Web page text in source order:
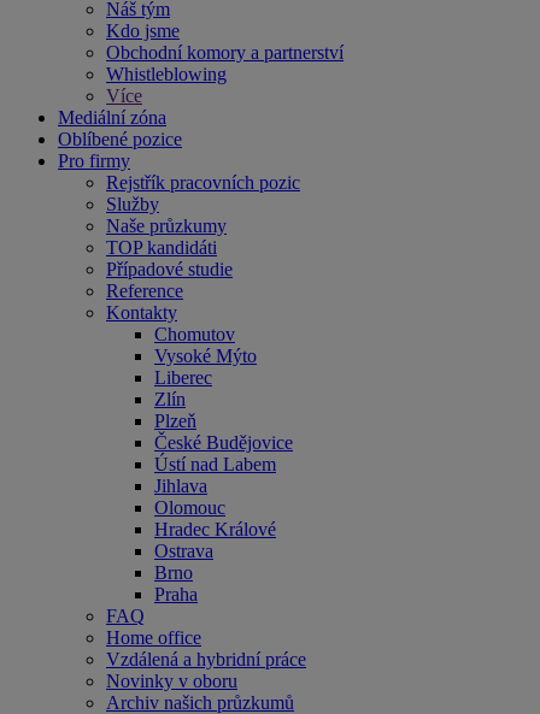
Náš tým
Kdo jsme
Obchodní komory a partnerství
Whistleblowing
Více
Mediální zóna
Oblíbené pozice
Pro firmy
Rejstřík pracovních pozic
Služby
Naše průzkumy
TOP kandidáti
Případové studie
Reference
Kontakty
Chomutov
Vysoké Mýto
Liberec
Zlín
Plzeň
České Budějovice
Ústí nad Labem
Jihlava
Olomouc
Hradec Králové
Ostrava
Brno
Praha
FAQ
Home office
Vzdálená a hybridní práce
Novinky v oboru
Archiv našich průzkumů